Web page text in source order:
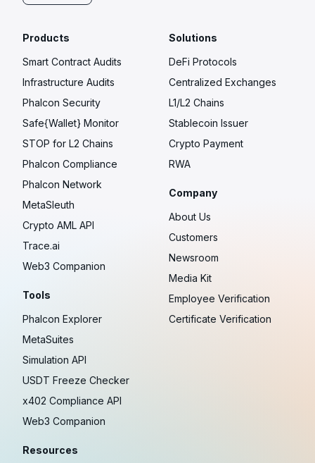
Products
Smart Contract Audits
Infrastructure Audits
Phalcon Security
Safe{Wallet} Monitor
STOP for L2 Chains
Phalcon Compliance
Phalcon Network
MetaSleuth
Crypto AML API
Trace.ai
Web3 Companion
Tools
Phalcon Explorer
MetaSuites
Simulation API
USDT Freeze Checker
x402 Compliance API
Web3 Companion
Resources
Solutions
DeFi Protocols
Centralized Exchanges
L1/L2 Chains
Stablecoin Issuer
Crypto Payment
RWA
Company
About Us
Customers
Newsroom
Media Kit
Employee Verification
Certificate Verification